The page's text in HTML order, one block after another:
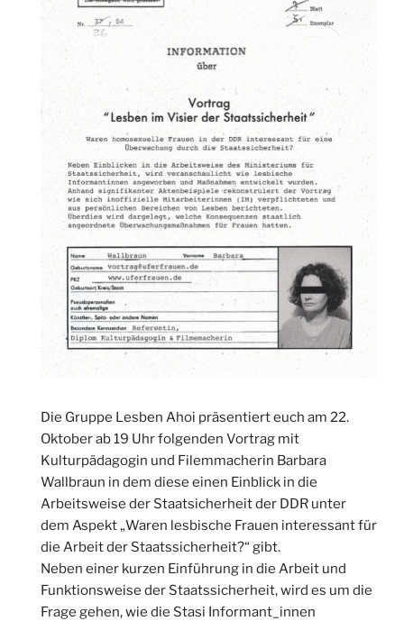
Die Gruppe Lesben Ahoi präsentiert euch am 22.
Oktober ab 19 Uhr folgenden Vortrag mit
Kulturpädagogin und Filemmacherin Barbara
Wallbraun in dem diese einen Einblick in die
Arbeitsweise der Staatsicherheit der DDR unter
dem Aspekt „Waren lesbische Frauen interessant für
die Arbeit der Staatssicherheit?“ gibt.
Neben einer kurzen Einführung in die Arbeit und
Funktionsweise der Staatssicherheit, wird es um die
Frage gehen, wie die Stasi Informant_innen